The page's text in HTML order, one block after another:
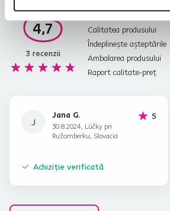
4,7
3 recenzii
Ușurința asamblării
Calitatea produsului
Îndeplinește așteptările
Ambalarea produsului
Raport calitate-preț
J
Jana G.
30.8.2024, Lúčky pri
Ružomberku, Slovacia
5stele
Achiziție verificată